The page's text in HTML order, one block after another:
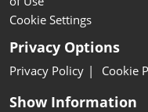
Cookie Settings
Privacy Options
Privacy Policy Cookie
Show Information